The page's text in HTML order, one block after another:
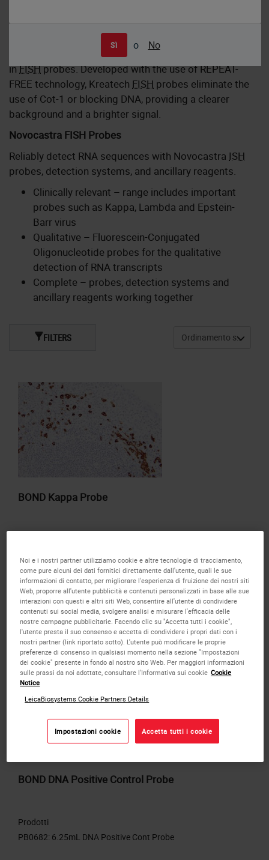
Sì o No
Kreatech FISH Probes
probes are the latest in advancements
inFISHprobes. Developed with the use of REPEAT-
FREE technology, Kreatech FISH probes eliminate the
use of Cot-1 or blocking DNA, providing a clearer
background and a brighter signal.
Novocastra FISH Probes
Reliably detect RNA sequences with Novocastra ISH
probes, detection systems, and ancillary reagents.
Clinically relevant – range includes important
probes such as Kappa, Lambda and Epstein-
Barr virus
Qualitative – Fluorescein-Conjugated
Oligonucleotide probes for the qualitative
detection of RNA transcripts
Complete – probes, detection systems and
ancillary reagents working together
BOND Kappa Probe
oppureRICHIEDI un preventivo in blocco.
AGGIUNGI AL
PREVENTIVO
BOND DNA Positive Control Probe
Prodotti
FILTERS
Noi e i nostri partner utilizziamo cookie e altre tecnologie di tracciamento,
come pure alcuni dei dati fornitici direttamente dall'utente, quali le sue
informazioni di contatto, per migliorare l'esperienza di fruizione dei nostri siti
Web, proporre all'utente pubblicità e contenuti personalizzati in base alle sue
interazioni con questi e altri siti Web, consentire all'utente di condividere
contenuti sui social media, svolgere analisi e misurare l'efficacia delle
nostre campagne pubblicitarie. Facendo clic su "Accetta tutti i cookie",
l'utente presta il suo consenso e accetta di condividere i propri dati con i
nostri partner (link riportato sotto). L'utente può modificare le proprie
preferenze di consenso in qualsiasi momento nella sezione "Impostazioni
dei cookie" presente in fondo al nostro sito Web. Per maggiori informazioni
sulle prassi da noi adottate, consultare l'Informativa sui cookie Cookie
Notice
LeicaBiosystems Cookie Partners Details
Impostazioni cookie Accetta tutti i cookie